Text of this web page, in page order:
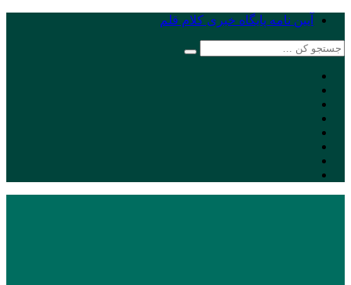
آیین نامه پایگاه خبری کلام قلم